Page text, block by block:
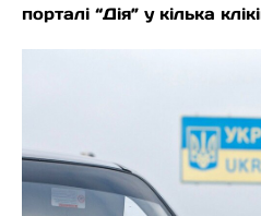
порталі “Дія” у кілька